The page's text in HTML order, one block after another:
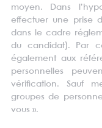
moyen. Dans
effectuer une prise
dans le cadre
du candidat). Par
également aux
personnelles
vérification. Sauf
groupes de
vous ».